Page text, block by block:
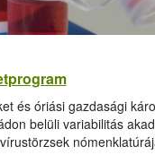
és óriási gazdasági
belüli variabilitás